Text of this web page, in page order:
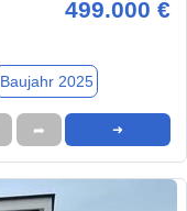
499.000 €
Baujahr 2025
➦ ➜